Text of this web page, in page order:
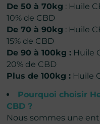
De 50 à 70kg : Huile
10% de CBD
De 70 à 90kg : Huile
15% de CBD
De 90 à 100kg : Huile
20% de CBD
Plus de 100kg : Huile
Pourquoi choisir
CBD ?
Nous sommes une